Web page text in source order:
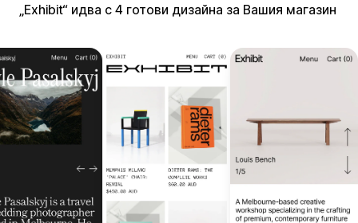
„Exhibit“ идва с 4 готови дизайна за Вашия магазин